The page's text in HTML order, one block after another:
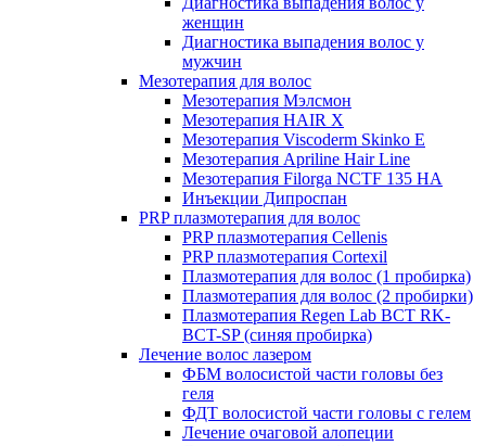
женщин
Диагностика выпадения волос у
мужчин
Мезотерапия для волос
Мезотерапия Мэлсмон
Мезотерапия HAIR X
Мезотерапия Viscoderm Skinko E
Мезотерапия Apriline Hair Line
Мезотерапия Filorga NCTF 135 HA
Инъекции Дипроспан
PRP плазмотерапия для волос
PRP плазмотерапия Cellenis
PRP плазмотерапия Cortexil
Плазмотерапия для волос (1 пробирка)
Плазмотерапия для волос (2 пробирки)
Плазмотерапия Regen Lab BCT RK-
BCT-SP (синяя пробирка)
Лечение волос лазером
ФБМ волосистой части головы без
геля
ФДТ волосистой части головы с гелем
Лечение очаговой алопеции